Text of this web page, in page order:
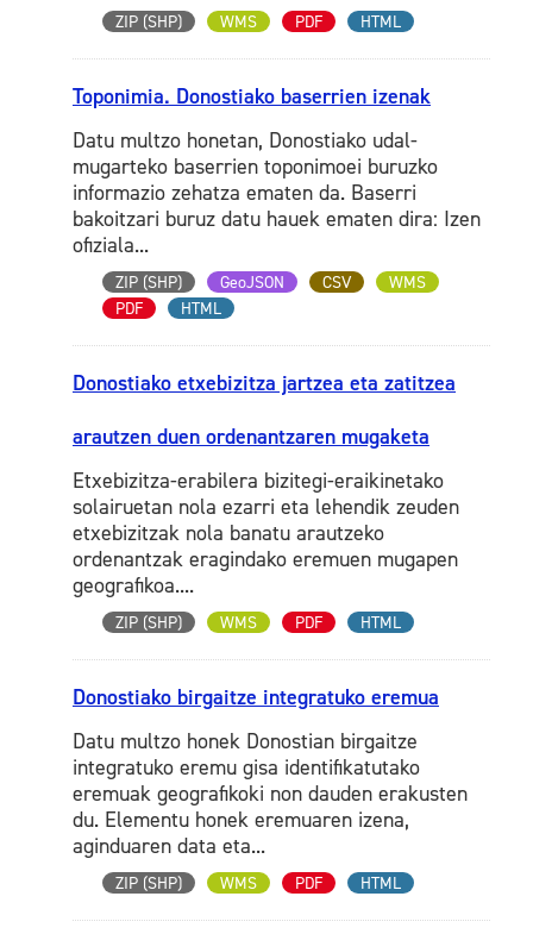
ZIP (SHP) WMS PDF HTML
Toponimia. Donostiako baserrien izenak
Datu multzo honetan, Donostiako udal-
mugarteko baserrien toponimoei buruzko
informazio zehatza ematen da. Baserri
bakoitzari buruz datu hauek ematen dira: Izen
ofiziala...
ZIP (SHP) GeoJSON CSV
WMS
PDF
HTML
Donostiako etxebizitza jartzea eta zatitzea
arautzen duen ordenantzaren mugaketa
Etxebizitza-erabilera bizitegi-eraikinetako
solairuetan nola ezarri eta lehendik zeuden
etxebizitzak nola banatu arautzeko
ordenantzak eragindako eremuen mugapen
geografikoa....
ZIP (SHP) WMS PDF HTML
Donostiako birgaitze integratuko eremua
Datu multzo honek Donostian birgaitze
integratuko eremu gisa identifikatutako
eremuak geografikoki non dauden erakusten
du. Elementu honek eremuaren izena,
aginduaren data eta...
ZIP (SHP) WMS PDF HTML